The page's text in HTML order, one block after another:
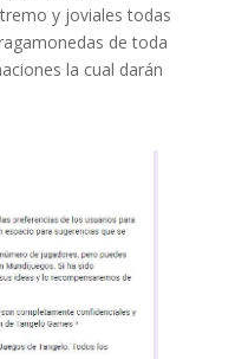
y joviales todas
de toda
la cual darán